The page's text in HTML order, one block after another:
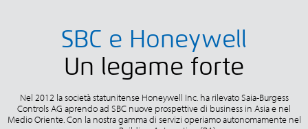
SBC e Honeywell
Un legame forte
Nel 2012 la società statunitense Honeywell Inc. ha rilevato Saia-Burgess
Controls AG aprendo ad SBC nuove prospettive di business in Asia e nel
Medio Oriente. Con la nostra gamma di servizi operiamo autonomamente nel